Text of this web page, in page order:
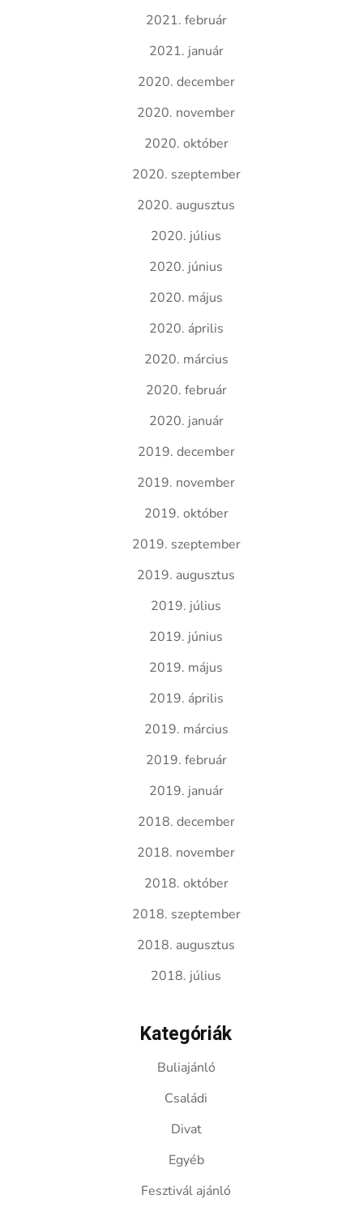
2021. február
2021. január
2020. december
2020. november
2020. október
2020. szeptember
2020. augusztus
2020. július
2020. június
2020. május
2020. április
2020. március
2020. február
2020. január
2019. december
2019. november
2019. október
2019. szeptember
2019. augusztus
2019. július
2019. június
2019. május
2019. április
2019. március
2019. február
2019. január
2018. december
2018. november
2018. október
2018. szeptember
2018. augusztus
2018. július
Kategóriák
Buliajánló
Családi
Divat
Egyéb
Fesztivál ajánló